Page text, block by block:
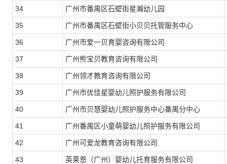
34 广州市番禺区石壁街星瀚幼儿园
35 广州市番禺区石壁街小贝贝托管服务中心
36 广州市爱一贝育婴咨询有限公司
37 广州熊宝贝教育咨询有限公司
38 广州领才教育咨询有限公司
39 广州市优佳星婴幼儿照护服务有限公司
40 广州市贝慧婴幼儿照护服务中心番禺分中心
41 广州番禺区小童萌婴幼儿照护服务有限公司
42 广州可爱龙教育咨询有限公司
43 英莱恩（广州）婴幼儿托育服务有限公司